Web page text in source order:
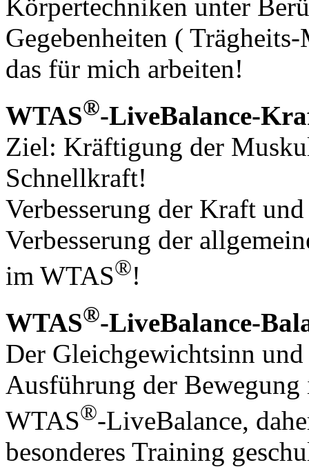
Körpertechniken unter
Gegebenheiten (
das für mich arbeiten!
WTAS®-LiveBalance-
Ziel: Kräftigung der
Schnellkraft!
Verbesserung der Kraft
Verbesserung der
im WTAS®!
WTAS®-LiveBalance-
Der Gleichgewichtsinn
Ausführung der
WTAS®-LiveBalance,
besonderes Training